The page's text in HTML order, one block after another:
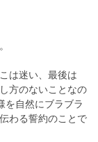
は迷い、最後は
方のないことなの
を自然にブラブラ
わる誓約のことで